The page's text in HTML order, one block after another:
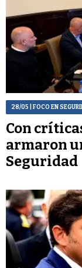
28/05 | FOCO EN
Con
armaron
Seguridad